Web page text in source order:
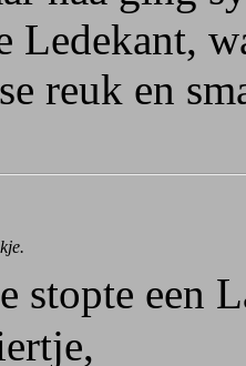
Ledekant,
reuk en
stopte een